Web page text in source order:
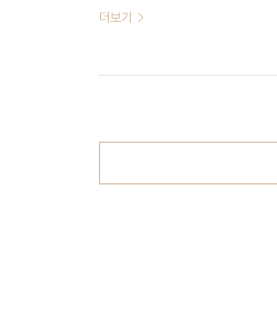
간은 2월 21일부터 3월 23
이 참석했다. 이러한 인기에
더보기